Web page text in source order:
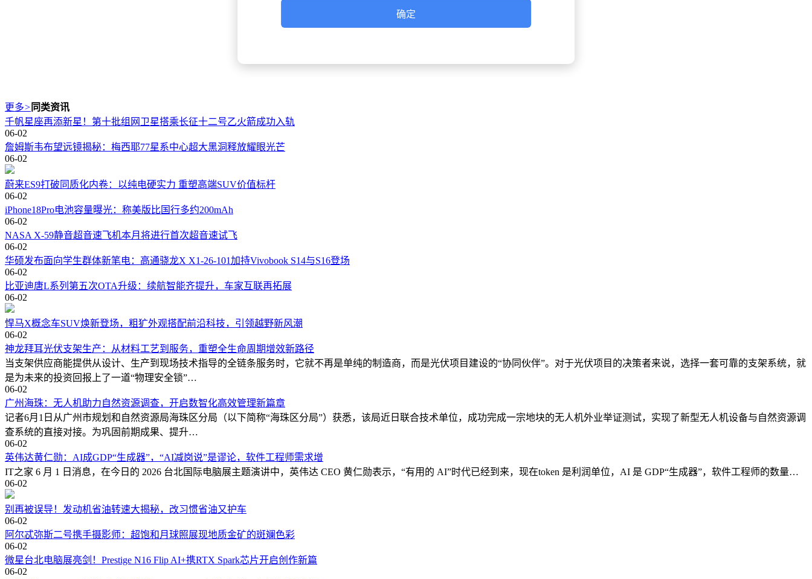
确定
更多> 同类资讯
千帆星座再添新星！第十批组网卫星搭乘长征十二号乙火箭成功入轨
06-02
詹姆斯韦布望远镜揭秘：梅西耶77星系中心超大黑洞释放耀眼光芒
06-02
蔚来ES9打破同质化内卷：以纯电硬实力 重塑高端SUV价值标杆
06-02
iPhone18Pro电池容量曝光：称美版比国行多约200mAh
06-02
NASA X-59静音超音速飞机本月将进行首次超音速试飞
06-02
华硕发布面向学生群体新笔电：高通骁龙X X1-26-101加持Vivobook S14与S16登场
06-02
比亚迪唐L系列第五次OTA升级：续航智能齐提升，车家互联再拓展
06-02
悍马X概念车SUV焕新登场，粗犷外观搭配前沿科技，引领越野新风潮
06-02
神龙拜耳光伏支架生产：从材料工艺到服务，重塑全生命周期增效新路径
当支架供应商能提供从设计、生产到现场技术指导的全链条服务时，它就不再是单纯的制造商，而是光伏项目建设的“协同伙伴”。对于光伏项目的决策者来说，选择一套可靠的支架系统，就
是为未来的投资回报上了一道“物理安全锁”…
06-02
广州海珠：无人机助力自然资源调查，开启数智化高效管理新篇章
记者6月1日从广州市规划和自然资源局海珠区分局（以下简称“海珠区分局”）获悉，该局近日联合技术单位，成功完成一宗地块的无人机外业举证测试，实现了新型无人机设备与自然资源调
查系统的直接对接。为巩固前期成果、提升…
06-02
英伟达黄仁勋：AI成GDP“生成器”，“AI减岗说”是谬论，软件工程师需求增
IT之家 6 月 1 日消息，在今日的 2026 台北国际电脑展主题演讲中，英伟达 CEO 黄仁勋表示，“有用的 AI”时代已经到来，现在token 是利润单位，AI 是 GDP“生成器”，软件工程师的数量…
06-02
别再被误导！发动机省油转速大揭秘，改习惯省油又护车
06-02
阿尔忒弥斯二号携手摄影师：超饱和月球照展现地质金矿的斑斓色彩
06-02
微星台北电脑展亮剑！Prestige N16 Flip AI+携RTX Spark芯片开启创作新篇
06-02